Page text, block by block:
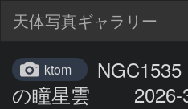
天体写真ギャラリー
ktom
の瞳星雲 2026-